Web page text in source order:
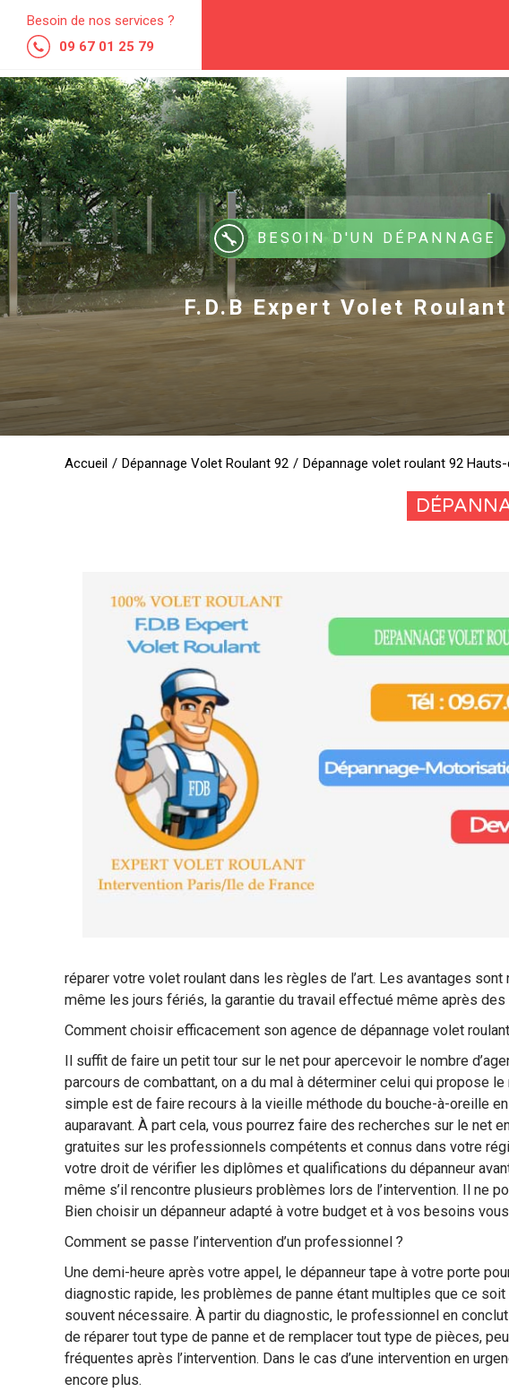
Besoin de nos services ?
09 67 01 25 79
BESOIN D'UN DÉPANNAGE
F.D.B Expert Volet
Accueil / Dépannage Volet Roulant 92 / Dépannage volet roulant 92
réparer votre volet roulant dans les règles de l’art. Les avantages
même les jours fériés, la garantie du travail effectué même après
Comment choisir efficacement son agence de dépannage volet
Il suffit de faire un petit tour sur le net pour apercevoir le nombre
parcours de combattant, on a du mal à déterminer celui qui propose
simple est de faire recours à la vieille méthode du bouche-à-oreille
auparavant. À part cela, vous pourrez faire des recherches sur le
gratuites sur les professionnels compétents et connus dans votre
votre droit de vérifier les diplômes et qualifications du dépanneur
même s’il rencontre plusieurs problèmes lors de l’intervention. Il ne
Bien choisir un dépanneur adapté à votre budget et à vos besoins
Comment se passe l’intervention d’un professionnel ?
Une demi-heure après votre appel, le dépanneur tape à votre porte
diagnostic rapide, les problèmes de panne étant multiples que ce
souvent nécessaire. À partir du diagnostic, le professionnel en
de réparer tout type de panne et de remplacer tout type de pièces,
fréquentes après l’intervention. Dans le cas d’une intervention en
encore plus.